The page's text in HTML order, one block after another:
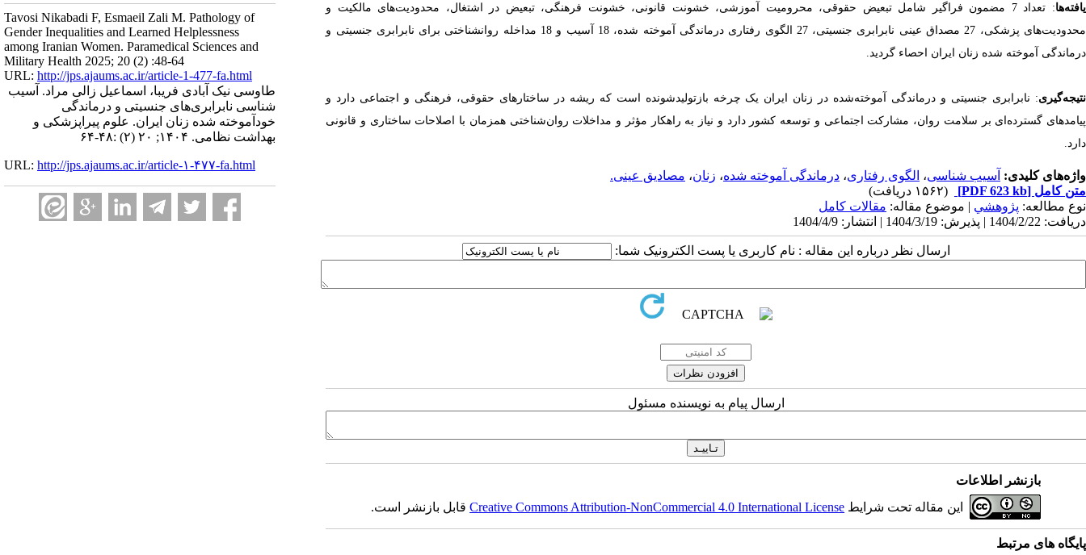
Tavosi Nikabadi F, Esmaeil Zali M. Pathology of
Gender Inequalities and Learned Helplessness
among Iranian Women. Paramedical Sciences and
Military Health 2025; 20 (2) :48-64
URL: http://jps.ajaums.ac.ir/article-1-477-fa.html
طاوسی نیک آبادی فریبا، اسماعیل زالی مراد. آسیب
شناسی نابرابری‌های جنسیتی و درماندگی
خودآموخته شده زنان ایران. علوم پیراپزشکی و
بهداشت نظامی. ۱۴۰۴; ۲۰ (۲) :۴۸-۶۴
URL: http://jps.ajaums.ac.ir/article-۱-۴۷۷-fa.html
یافته‌ها
: تعداد 7 مضمون فراگیر شامل تبعیض حقوقی، محرومیت آموزشی، خشونت قانونی، خشونت فرهنگی، تبعیض در اشتغال، محدودیت‌های مالکیت و
محدودیت‌های پزشکی، 27 مصداق عینی نابرابری جنسیتی، 27 الگوی رفتاری درماندگی آموخته شده، 18 آسیب و 18 مداخله روانشناختی برای نابرابری جنسیتی و
درماندگی آموخته شده زنان ایران احصاء گردید.
نتیجه‌گیری: نابرابری جنسیتی و درماندگی آموخته‌شده در زنان ایران یک چرخه بازتولیدشونده است که ریشه در ساختارهای حقوقی، فرهنگی و اجتماعی دارد و
پیامدهای گسترده‌ای بر سلامت روان، مشارکت اجتماعی و توسعه کشور دارد و نیاز به راهکار مؤثر و مداخلات روان‌شناختی همزمان با اصلاحات ساختاری و قانونی
دارد.
واژه‌های کلیدی: آسیب شناسی، الگوی رفتاری، درماندگی آموخته شده، زنان، مصادیق عینی.
متن کامل [PDF 623 kb]
(۱۵۶۲ دریافت)
نوع مطالعه: پژوهشي | موضوع مقاله: مقالات کامل
دریافت: 1404/2/22 | پذیرش: 1404/3/19 | انتشار: 1404/4/9
ارسال نظر درباره این مقاله : نام کاربری یا پست الکترونیک شما:
ارسال پیام به نویسنده مسئول
بازنشر اطلاعات
این مقاله تحت شرایط Creative Commons Attribution-NonCommercial 4.0 International Licenseقابل بازنشر است.
پایگاه های مرتبط